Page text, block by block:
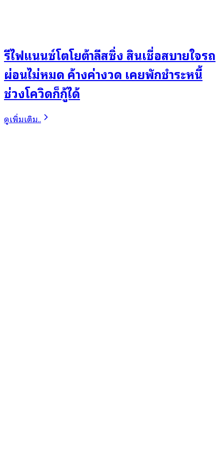
รีไฟแนนซ์โตโยต้าลีสซิ่ง สินเชื่อสบายใจรถ
ผ่อนไม่หมด ค้างค่างวด เคยพักชำระหนี้
ช่วงโควิดก็กู้ได้
ดูเพิ่มเติม..